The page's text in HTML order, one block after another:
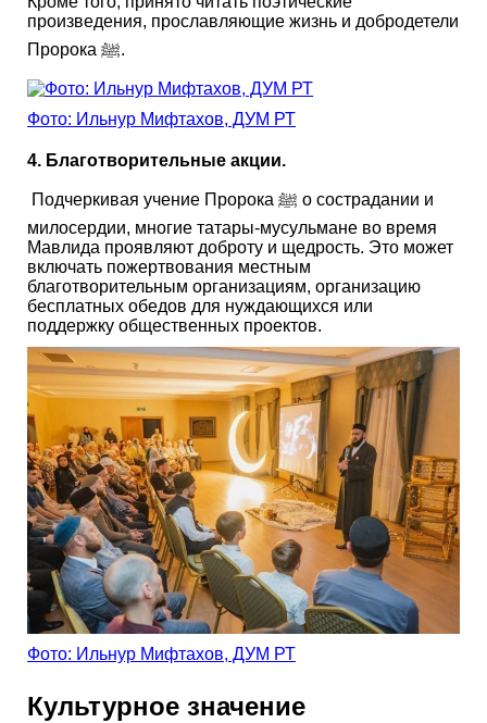
произведения, прославляющие жизнь и добродетели
Пророка ﷺ.
Фото: Ильнур Мифтахов, ДУМ РТ
4. Благотворительные акции.
Подчеркивая учение Пророка ﷺ о сострадании и
милосердии, многие татары-мусульмане во время
Мавлида проявляют доброту и щедрость. Это может
включать пожертвования местным
благотворительным организациям, организацию
бесплатных обедов для нуждающихся или
поддержку общественных проектов.
Фото: Ильнур Мифтахов, ДУМ РТ
Культурное значение